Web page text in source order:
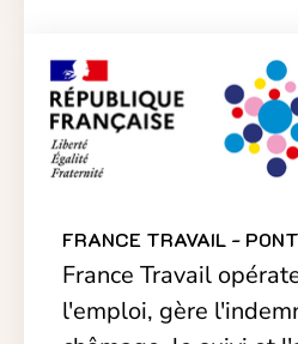
FRANCE TRAVAIL -
France Travail
l'emploi, gère